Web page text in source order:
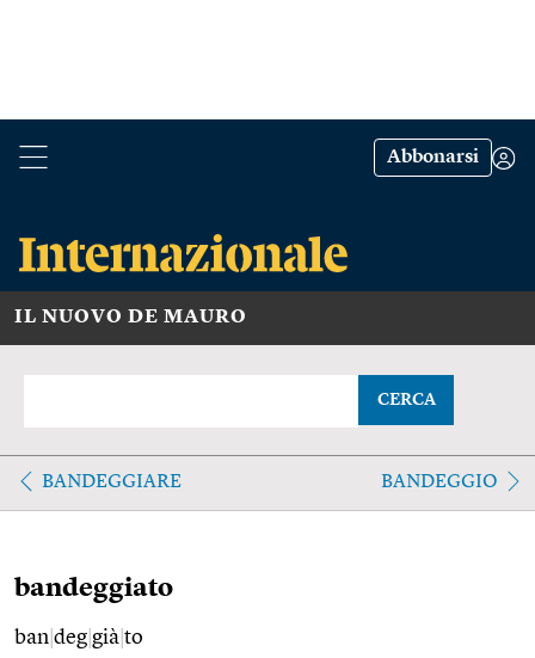
Abbonarsi
IL NUOVO DE MAURO
CERCA
BANDEGGIARE BANDEGGIO
bandeggiato
ban deg già to